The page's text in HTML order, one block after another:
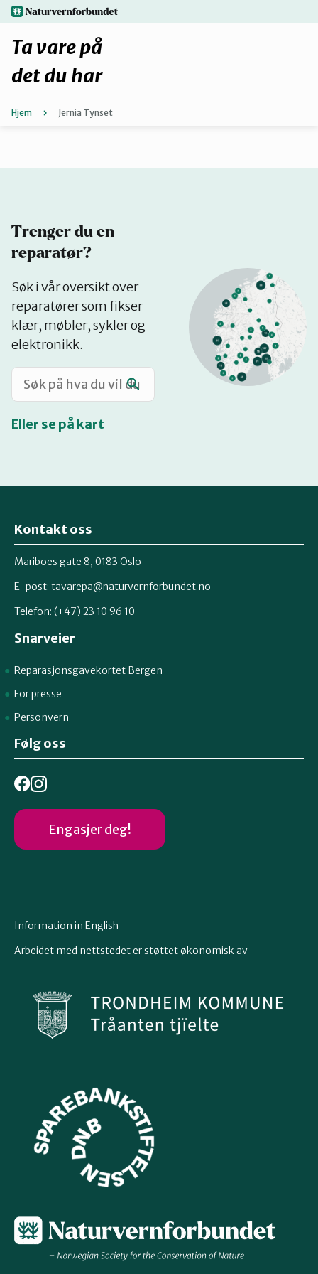
Hopp
til
hovedinnhold
Forbehold
Hvorfor reparere?
Katalog
Mitt navn
Retten til reparasjon
naturvernforbundet.no
Ta vare på
det du har
Hjem Jernia Tynset
Trenger du en
reparatør?
Søk i vår oversikt over
reparatører som fikser
klær, møbler, sykler og
elektronikk.
Eller se på kart
på
kart
Kontakt oss
Mariboes gate 8, 0183 Oslo
E-post: tavarepa@naturvernforbundet.no
Telefon: (+47) 23 10 96 10
Snarveier
Reparasjonsgavekortet Bergen
For presse
Personvern
Følg oss
Engasjer deg!
Information in English
Arbeidet med nettstedet er støttet økonomisk av